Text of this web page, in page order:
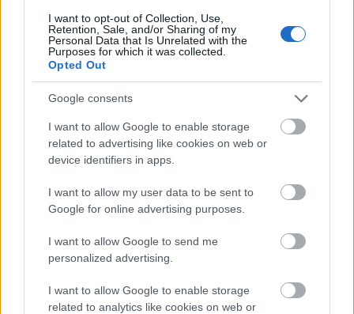
I want to opt-out of Collection, Use,
Retention, Sale, and/or Sharing of my
Personal Data that Is Unrelated with the
Purposes for which it was collected.
Opted Out
Google consents
I want to allow Google to enable storage
related to advertising like cookies on web or
device identifiers in apps.
I want to allow my user data to be sent to
Google for online advertising purposes.
I want to allow Google to send me
personalized advertising.
I want to allow Google to enable storage
related to analytics like cookies on web or
gondolat tűnik abszurdnak!
Karácsony Gergelynek, aki kitette a szivárványos
lobogót, és amúgy szerintem tökéletes módon
beszélt az Isten szeretetéről, beszólt egy másik
fanatikus egy videóban, amit a Magyar Nemzet –
idáig süllyedt – terjeszt. Az ő nevét direkt meg sem
említem, mert annyira nem tartom relevánsnak.
azt el kell mondanom, hogy egy videóban
erőszakosan üvöltöző, a melegeket, meg az őket
támogatókat a pokolra küldő mennydörgéssel
lehet, hogy a 17. században sikeresen
rendkívül groteszknek hat. Főleg azért, mert
szerintem az Isten nem ilyen. Ő nem egy
hisztérikus pasi, hanem a szeretet hírnöke.